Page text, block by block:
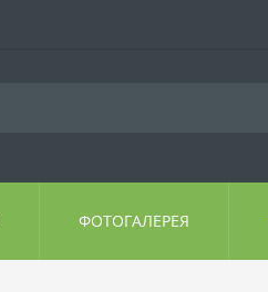
ФОТОГАЛЕРЕЯ